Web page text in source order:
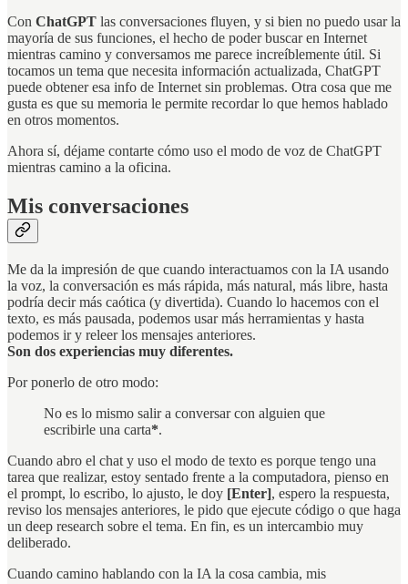
Con ChatGPT las conversaciones fluyen, y si bien no puedo usar la
mayoría de sus funciones, el hecho de poder buscar en Internet
mientras camino y conversamos me parece increíblemente útil. Si
tocamos un tema que necesita información actualizada, ChatGPT
puede obtener esa info de Internet sin problemas. Otra cosa que me
gusta es que su memoria le permite recordar lo que hemos hablado
en otros momentos.
Ahora sí, déjame contarte cómo uso el modo de voz de ChatGPT
mientras camino a la oficina.
Mis conversaciones
Me da la impresión de que cuando interactuamos con la IA usando
la voz, la conversación es más rápida, más natural, más libre, hasta
podría decir más caótica (y divertida). Cuando lo hacemos con el
texto, es más pausada, podemos usar más herramientas y hasta
podemos ir y releer los mensajes anteriores.
Son dos experiencias muy diferentes.
Por ponerlo de otro modo:
No es lo mismo salir a conversar con alguien que
escribirle una carta*.
Cuando abro el chat y uso el modo de texto es porque tengo una
tarea que realizar, estoy sentado frente a la computadora, pienso en
el prompt, lo escribo, lo ajusto, le doy [Enter], espero la respuesta,
reviso los mensajes anteriores, le pido que ejecute código o que haga
un deep research sobre el tema. En fin, es un intercambio muy
deliberado.
Cuando camino hablando con la IA la cosa cambia, mis